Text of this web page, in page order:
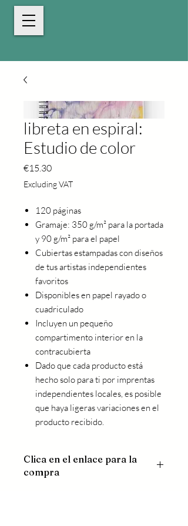
libreta en espiral:
Estudio de color
€15.30Price
Excluding VAT
120 páginas
Gramaje: 350 g/m² para la portada
y 90 g/m² para el papel
Cubiertas estampadas con diseños
de tus artistas independientes
favoritos
Disponibles en papel rayado o
cuadriculado
Incluyen un pequeño
compartimento interior en la
contracubierta
Dado que cada producto está
hecho solo para ti por imprentas
independientes locales, es posible
que haya ligeras variaciones en el
producto recibido.
Clica en el enlace para la
compra